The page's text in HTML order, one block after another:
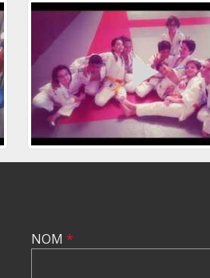
NOM *